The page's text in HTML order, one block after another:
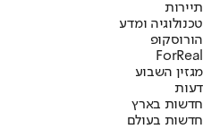
תיירות
טכנולוגיה ומדע
הורוסקופ
ForReal
מגזין השבוע
דעות
חדשות בארץ
חדשות בעולם